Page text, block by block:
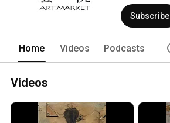
Subscribe
Home Videos Podcasts
Videos